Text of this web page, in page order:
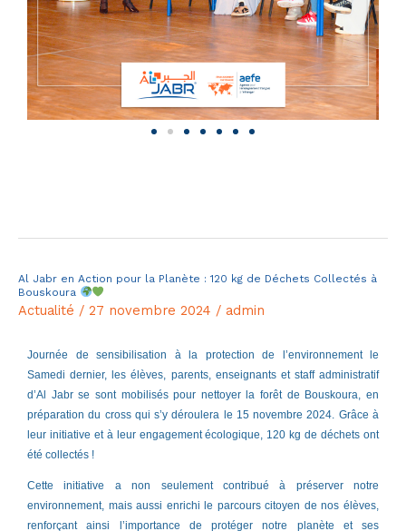
Al Jabr en Action pour la Planète : 120 kg de Déchets Collectés à
Bouskoura
Actualité / 27 novembre 2024 / admin
Journée de sensibilisation à la protection de l’environnement le
Samedi dernier, les élèves, parents, enseignants et staff administratif
d’Al Jabr se sont mobilisés pour nettoyer la forêt de Bouskoura, en
préparation du cross qui s’y déroulera le 15 novembre 2024. Grâce à
leur initiative et à leur engagement écologique, 120 kg de déchets ont
été collectés !
Cette initiative a non seulement contribué à préserver notre
environnement, mais aussi enrichi le parcours citoyen de nos élèves,
renforçant ainsi l’importance de protéger notre planète et ses
Al
Jabr
Action
pour
Planète
120
kg